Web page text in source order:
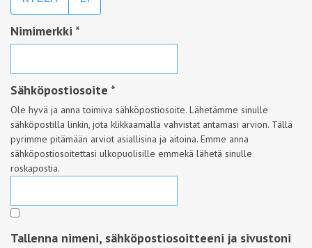
Nimimerkki *
Sähköpostiosoite *
Ole hyvä ja anna toimiva sähköpostiosoite. Lähetämme sinulle
sähköpostilla linkin, jota klikkaamalla vahvistat antamasi arvion. Tällä
pyrimme pitämään arviot asiallisina ja aitoina. Emme anna
sähköpostiosoitettasi ulkopuolisille emmekä lähetä sinulle
roskapostia.
Tallenna nimeni, sähköpostiosoitteeni ja sivustoni